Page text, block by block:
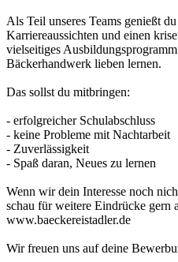
Als Teil unseres Teams genießt
Karriereaussichten und einen
vielseitiges
Bäckerhandwerk lieben lernen.
Das sollst du mitbringen:
- erfolgreicher Schulabschluss
- keine Probleme mit Nachtarbeit
- Zuverlässigkeit
- Spaß daran, Neues zu lernen
Wenn wir dein Interesse noch
schau für weitere Eindrücke gern
www.baeckereistadler.de
Wir freuen uns auf deine